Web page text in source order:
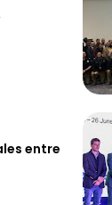
entre